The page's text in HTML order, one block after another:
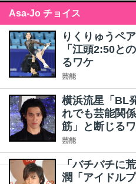
Asa-Jo チョイス
りくりゅうペ
「江頭2:50と
るワケ
芸能
横浜流星「BL
れでも芸能関
筋」と断じる
芸能
「バチバチに
潤「アイドル